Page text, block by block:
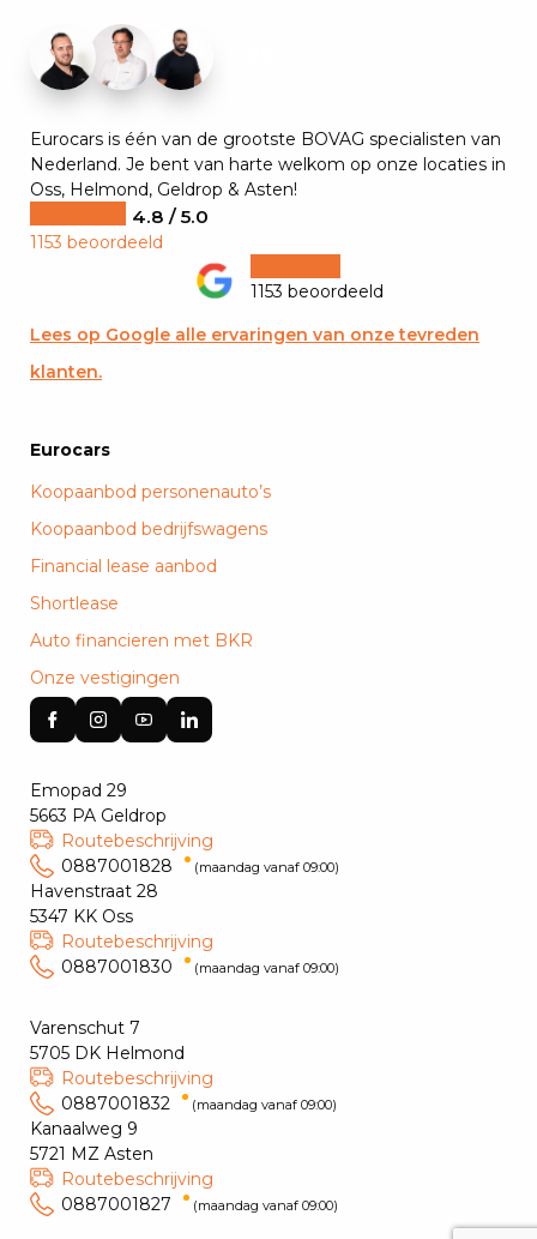
Eurocars is één van de grootste BOVAG specialisten van
Nederland. Je bent van harte welkom op onze locaties in
Oss, Helmond, Geldrop & Asten!
4.8 / 5.0
1153 beoordeeld
1153 beoordeeld
Lees op Google alle ervaringen van onze tevreden
klanten.
Eurocars
Koopaanbod personenauto’s
Koopaanbod bedrijfswagens
Financial lease aanbod
Shortlease
Auto financieren met BKR
Onze vestigingen
Emopad 29
5663 PA Geldrop
Routebeschrijving
0887001828
(maandag vanaf 09:00)
Havenstraat 28
5347 KK Oss
Routebeschrijving
0887001830
(maandag vanaf 09:00)
Varenschut 7
5705 DK Helmond
Routebeschrijving
0887001832
(maandag vanaf 09:00)
Kanaalweg 9
5721 MZ Asten
Routebeschrijving
0887001827
(maandag vanaf 09:00)